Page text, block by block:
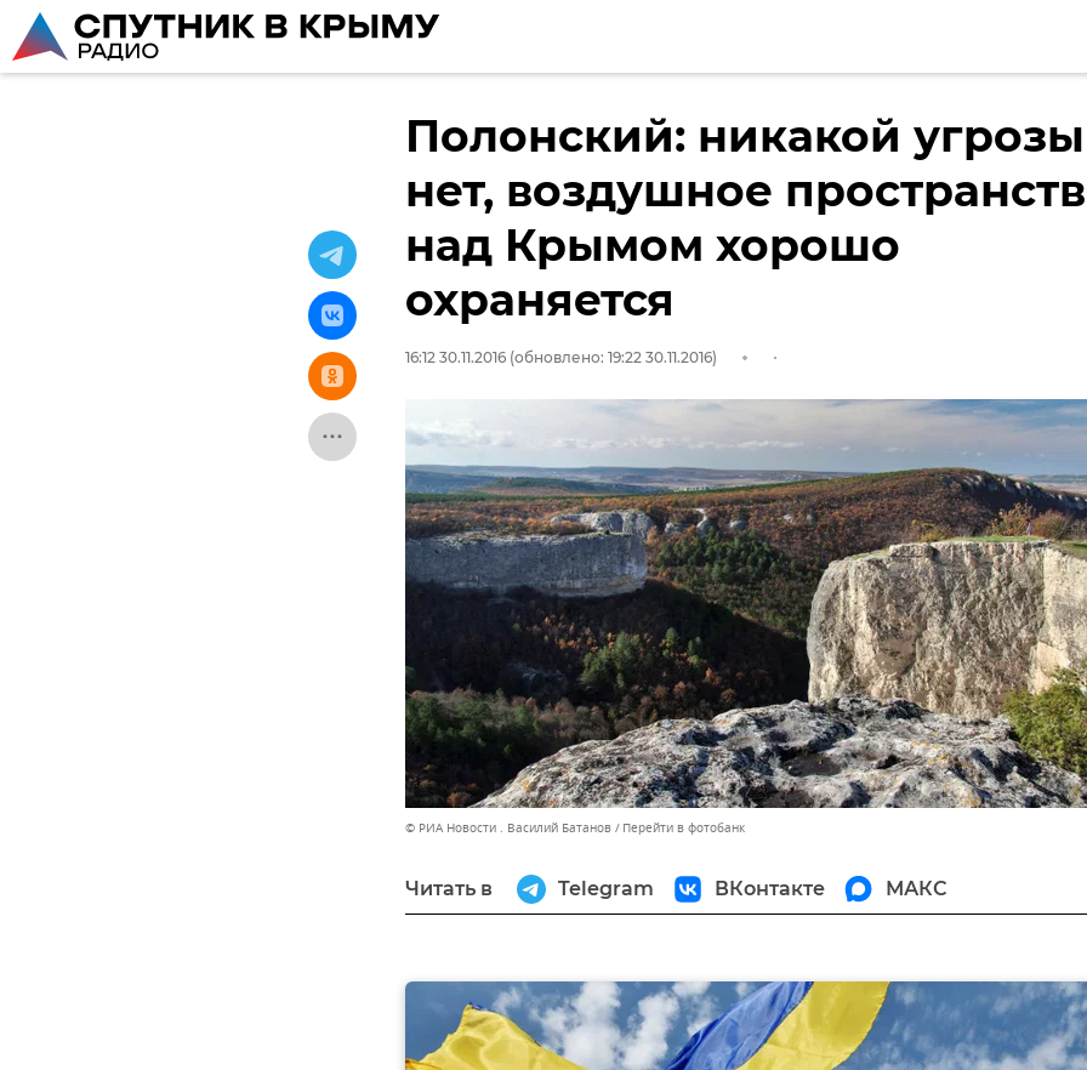
Полонский: никакой угрозы
нет, воздушное
над Крымом хорошо
охраняется
16:12 30.11.2016 (обновлено: 19:22 30.11.2016)
© РИА Новости . Василий Батанов Перейти в фотобанк
Читать в Telegram ВКонтакте МАКС